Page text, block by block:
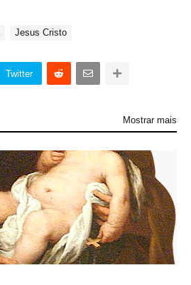
Jesus Cristo
Twitter
Mostrar mais